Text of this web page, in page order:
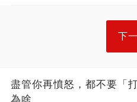
下
盡管你再憤怒，都不要「
為啥